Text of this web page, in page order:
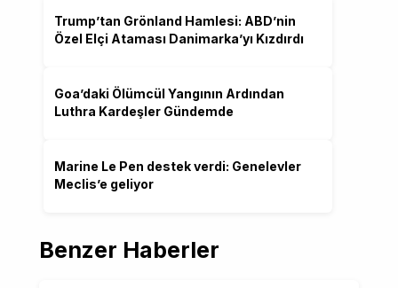
Trump’tan Grönland Hamlesi: ABD’nin
Özel Elçi Ataması Danimarka’yı Kızdırdı
Goa’daki Ölümcül Yangının Ardından
Luthra Kardeşler Gündemde
Marine Le Pen destek verdi: Genelevler
Meclis’e geliyor
Benzer Haberler